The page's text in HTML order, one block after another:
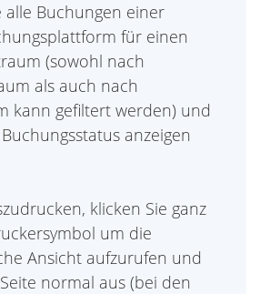
Buchungen einer
für einen
(sowohl nach
als auch nach
kann gefiltert werden) und
anzeigen
klicken Sie ganz
um die
Ansicht aufzurufen und
normal aus (bei den